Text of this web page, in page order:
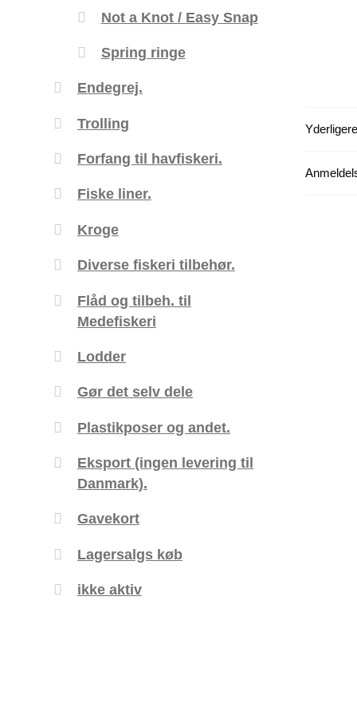
Not a Knot / Easy Snap
Spring ringe
Endegrej.
Trolling
Forfang til havfiskeri.
Fiske liner.
Kroge
Diverse fiskeri tilbehør.
Flåd og tilbeh. til
Medefiskeri
Lodder
Gør det selv dele
Plastikposer og andet.
Eksport (ingen levering til
Danmark).
Gavekort
Lagersalgs køb
ikke aktiv